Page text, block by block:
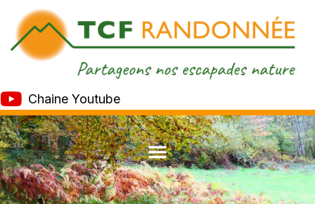
Chaine Youtube